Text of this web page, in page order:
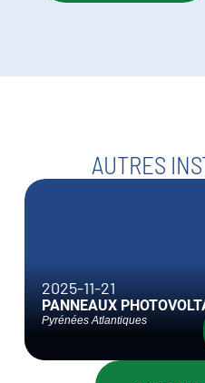
AUTRES
2025-11-21
PANNEAUX
Pyrénées Atlantiques